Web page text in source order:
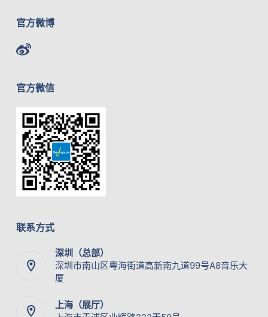
官方微博
官方微信
联系方式
深圳（总部）
深圳市南山区粤海街道高新南九道99号A8音乐大
厦
上海（展厅）